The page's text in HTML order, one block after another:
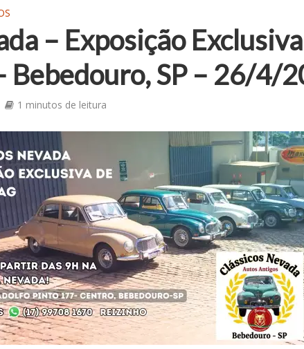
– Exposição
Bebedouro, SP – 26/4/
1 minutos de leitura